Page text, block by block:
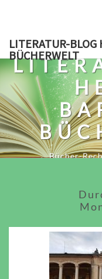
content
LITERATUR-BLOG
BÜCHERWELT
Bücher-